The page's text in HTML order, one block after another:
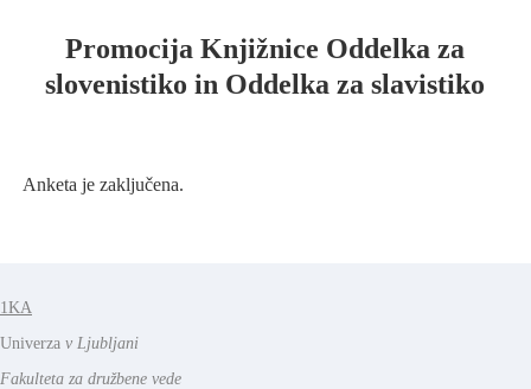
Promocija Knjižnice Oddelka za
slovenistiko in Oddelka za slavistiko
Anketa je zaključena.
1KA
Univerza v Ljubljani
Fakulteta za družbene vede